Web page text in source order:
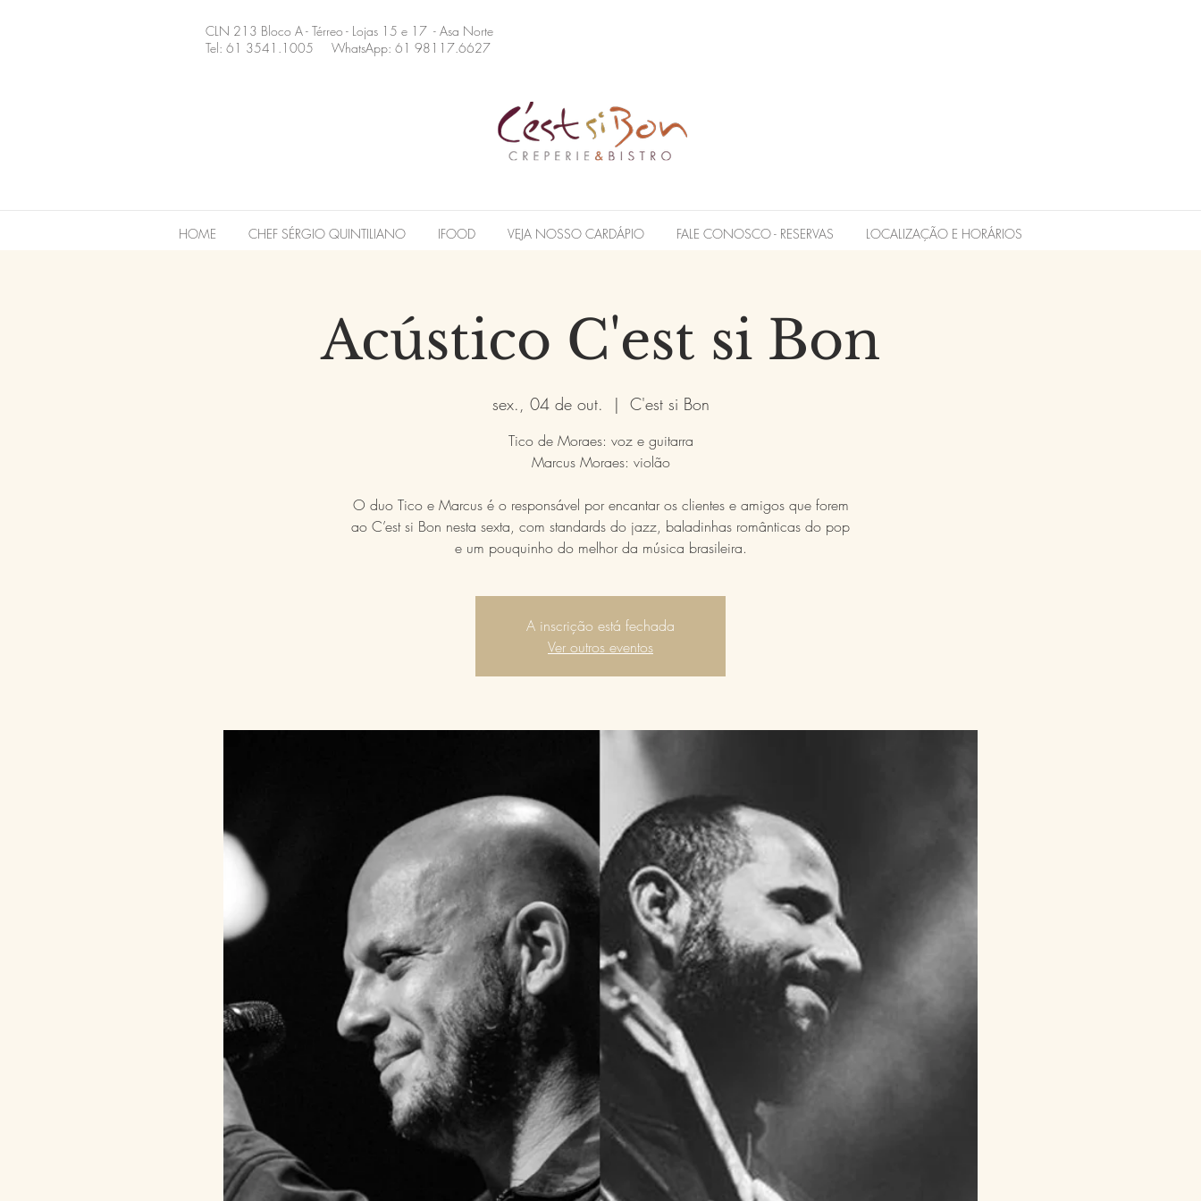
CLN 213 Bloco A - Térreo - Lojas 15 e 17 - Asa Norte
Tel: 61 3541.1005 WhatsApp: 61 98117.6627
HOME CHEF SÉRGIO QUINTILIANO IFOOD VEJA NOSSO CARDÁPIO FALE CONOSCO - RESERVAS LOCALIZAÇÃO E HORÁRIOS
Acústico C'est si Bon
sex., 04 de out.
  |
C'est si Bon
Tico de Moraes: voz e guitarra
Marcus Moraes: violão
O duo Tico e Marcus é o responsável por encantar os clientes e amigos que forem
ao C’est si Bon nesta sexta, com standards do jazz, baladinhas românticas do pop
e um pouquinho do melhor da música brasileira.
A inscrição está fechada
Ver outros eventos